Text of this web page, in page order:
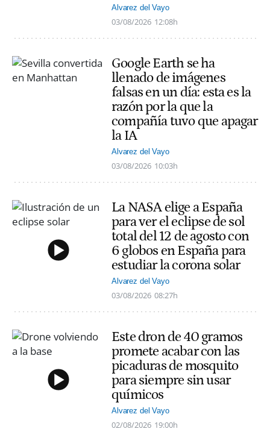
Alvarez del Vayo
03/08/2026 12:08h
Google Earth se ha
llenado de imágenes
falsas en un día: esta es la
razón por la que la
compañía tuvo que apagar
la IA
Alvarez del Vayo
03/08/2026 10:03h
La NASA elige a España
para ver el eclipse de sol
total del 12 de agosto con
6 globos en España para
estudiar la corona solar
Alvarez del Vayo
03/08/2026 08:27h
Este dron de 40 gramos
promete acabar con las
picaduras de mosquito
para siempre sin usar
químicos
Alvarez del Vayo
02/08/2026 19:00h